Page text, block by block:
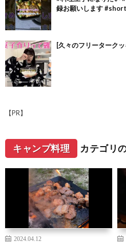
録お願いします
[久々のフリーターク
【PR】
キャンプ料理 カテゴリ
2024.04.12